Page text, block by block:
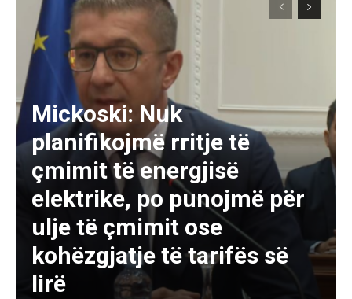
Mickoski: Nuk
planifikojmë rritje të
çmimit të energjisë
elektrike, po punojmë për
ulje të çmimit ose
kohëzgjatje të tarifës së
lirë